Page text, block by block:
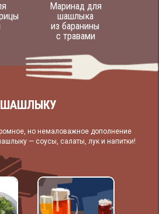
Маринад для
шашлыка
из баранины
с травами
ШАШЛЫКУ
но немаловажное дополнение
— соусы, салаты, лук и напитки!